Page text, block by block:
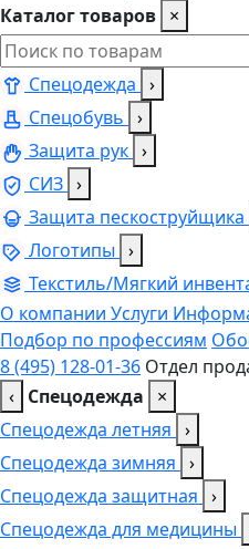
Каталог товаров ×
Спецодежда ›
Спецобувь ›
Защита рук ›
СИЗ ›
Защита пескоструйщика
Логотипы ›
Текстиль/Мягкий
О компании Услуги
Подбор по профессиям
8 (495) 128-01-36 Отдел
‹ Спецодежда
×
Спецодежда летняя ›
Спецодежда зимняя ›
Спецодежда защитная ›
Спецодежда для медицины